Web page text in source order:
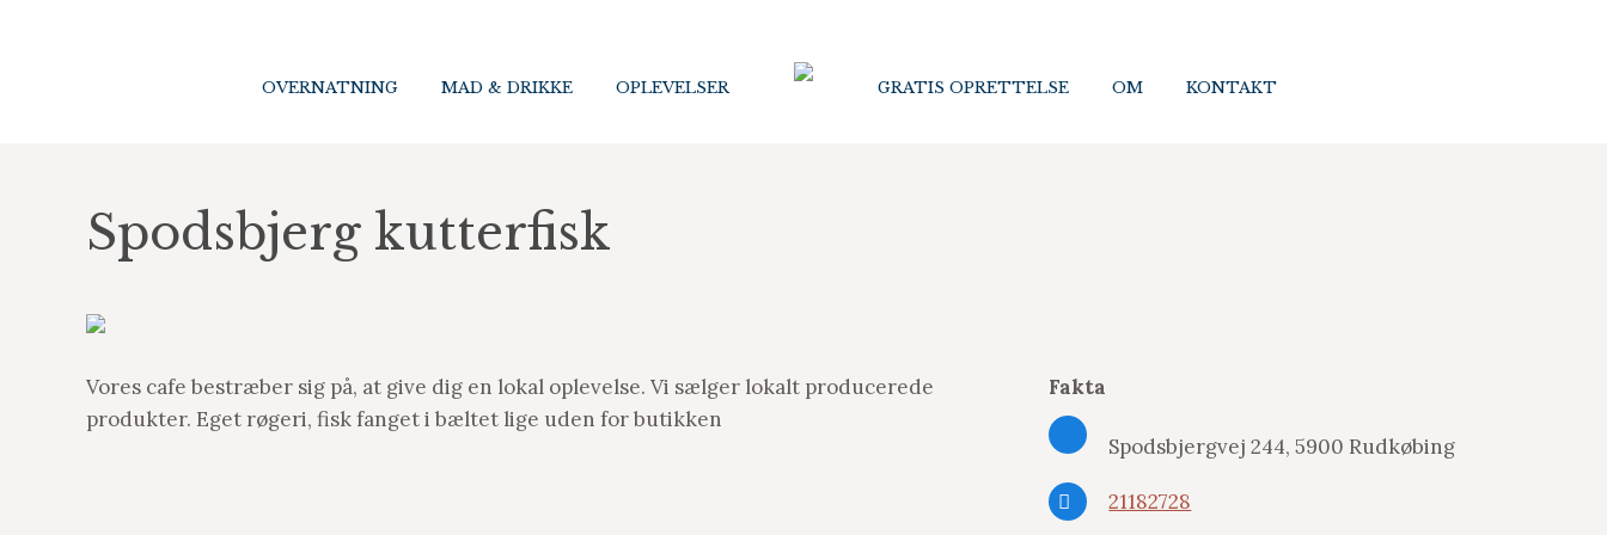
OVERNATNING MAD & DRIKKE OPLEVELSER GRATIS OPRETTELSE OM KONTAKT
Spodsbjerg kutterfisk
Vores cafe bestræber sig på, at give dig en lokal oplevelse. Vi sælger lokalt producerede
produkter. Eget røgeri, fisk fanget i bæltet lige uden for butikken
Fakta
Spodsbjergvej 244, 5900 Rudkøbing
21182728
OVERNATNING MAD & DRIKKE OPLEVELSER GRATIS OPRETTELSE OM KONTAKT